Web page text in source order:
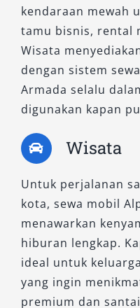
kendaraan mewah
tamu bisnis, rental
Wisata
dengan sistem
Armada selalu
digunakan kapan
Wisata
Untuk perjalanan
kota, sewa mobil
menawarkan
hiburan lengkap.
ideal untuk
yang ingin
premium dan